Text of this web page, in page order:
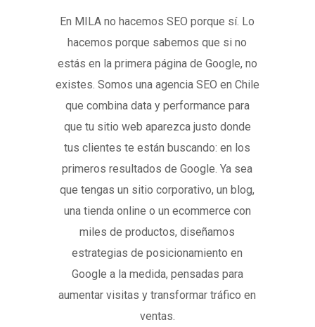
En MILA no hacemos SEO porque sí. Lo
hacemos porque sabemos que si no
estás en la primera página de Google, no
existes. Somos una agencia SEO en Chile
que combina data y performance para
que tu sitio web aparezca justo donde
tus clientes te están buscando: en los
primeros resultados de Google. Ya sea
que tengas un sitio corporativo, un blog,
una tienda online o un ecommerce con
miles de productos, diseñamos
estrategias de posicionamiento en
Google a la medida, pensadas para
aumentar visitas y transformar tráfico en
ventas.